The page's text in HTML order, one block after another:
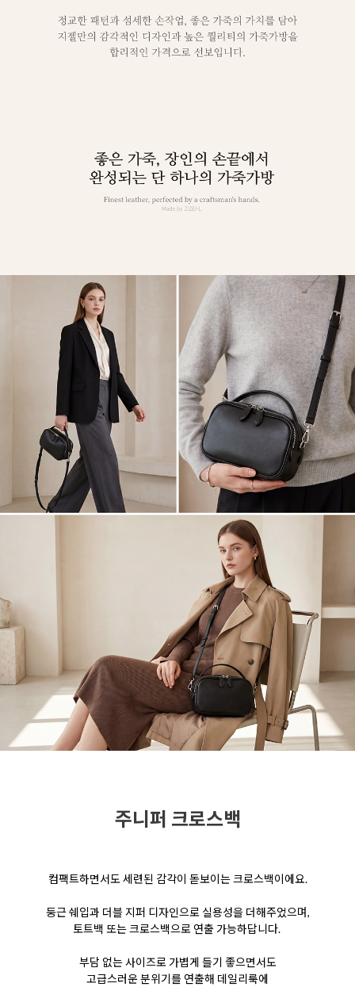
주니퍼 크로스백
컴팩트하면서도 세련된 감각이 돋보이는 크로스백이에요.
둥근 쉐입과 더블 지퍼 디자인으로 실용성을 더해주었으며,
토트백 또는 크로스백으로 연출 가능하답니다.
부담 없는 사이즈로 가볍게 들기 좋으면서도
고급스러운 분위기를 연출해 데일리룩에